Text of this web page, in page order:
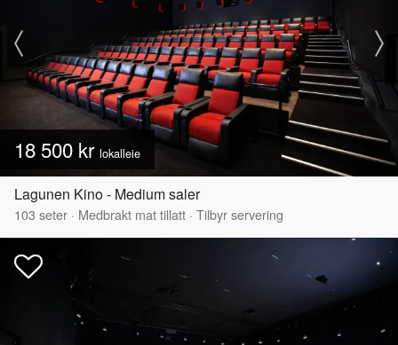
18 500 kr lokalleie
Lagunen Kino - Medium saler
103 seter · Medbrakt mat tillatt · Tilbyr servering